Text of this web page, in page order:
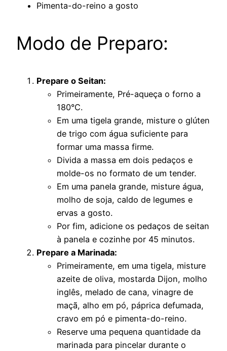
Pimenta-do-reino a gosto
Modo de Preparo:
Prepare o Seitan:
Primeiramente, Pré-aqueça o forno a
180°C.
Em uma tigela grande, misture o glúten
de trigo com água suficiente para
formar uma massa firme.
Divida a massa em dois pedaços e
molde-os no formato de um tender.
Em uma panela grande, misture água,
molho de soja, caldo de legumes e
ervas a gosto.
Por fim, adicione os pedaços de seitan
à panela e cozinhe por 45 minutos.
Prepare a Marinada:
Primeiramente, em uma tigela, misture
azeite de oliva, mostarda Dijon, molho
inglês, melado de cana, vinagre de
maçã, alho em pó, páprica defumada,
cravo em pó e pimenta-do-reino.
Reserve uma pequena quantidade da
marinada para pincelar durante o